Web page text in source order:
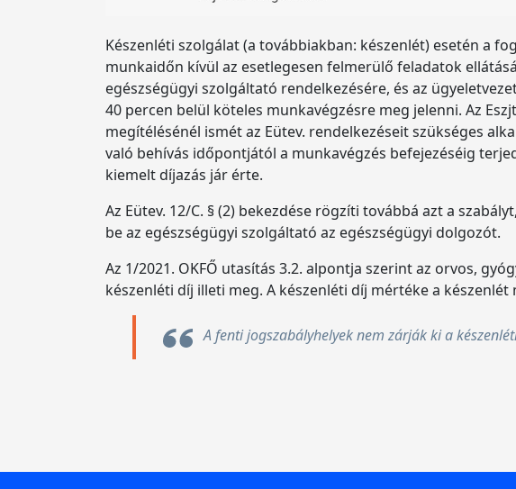
Készenléti szolgálat (a továbbiakban: készenlét) esetén a
munkaidőn kívül az esetlegesen felmerülő feladatok
egészségügyi szolgáltató rendelkezésére, és az
40 percen belül köteles munkavégzésre meg jelenni. Az
megítélésénél ismét az Eütev. rendelkezéseit szükséges
való behívás időpontjától a munkavégzés befejezéséig
kiemelt díjazás jár érte.
Az Eütev. 12/C. § (2) bekezdése rögzíti továbbá azt a
be az egészségügyi szolgáltató az egészségügyi dolgozót.
Az 1/2021. OKFŐ utasítás 3.2. alpontja szerint az orvos,
készenléti díj illeti meg. A készenléti díj mértéke a
A fenti jogszabályhelyek nem zárják ki a